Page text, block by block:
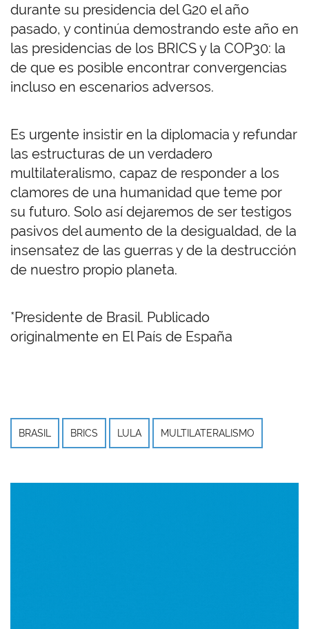
durante su presidencia del G20 el año
pasado, y continúa demostrando este año en
las presidencias de los BRICS y la COP30: la
de que es posible encontrar convergencias
incluso en escenarios adversos.
Es urgente insistir en la diplomacia y refundar
las estructuras de un verdadero
multilateralismo, capaz de responder a los
clamores de una humanidad que teme por
su futuro. Solo así dejaremos de ser testigos
pasivos del aumento de la desigualdad, de la
insensatez de las guerras y de la destrucción
de nuestro propio planeta.
*Presidente de Brasil. Publicado
originalmente en El País de España
BRASIL BRICS LULA MULTILATERALISMO